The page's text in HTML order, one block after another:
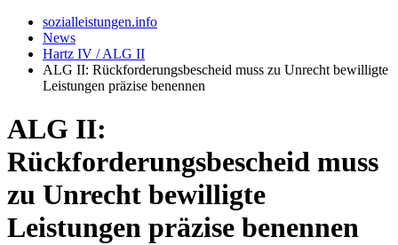
sozialleistungen.info
News
Hartz IV / ALG II
ALG II: Rückforderungsbescheid muss zu Unrecht bewilligte
Leistungen präzise benennen
ALG II:
Rückforderungsbescheid muss
zu Unrecht bewilligte
Leistungen präzise benennen